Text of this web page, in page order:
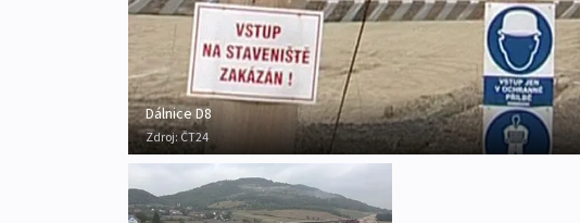
Dálnice D8
Zdroj: ČT24